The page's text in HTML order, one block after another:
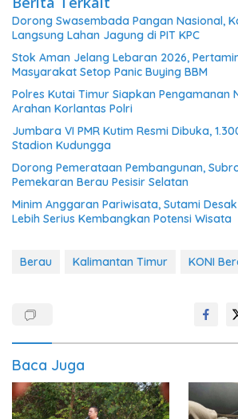
Dorong Swasembada Pangan Nasional,
Langsung Lahan Jagung di PIT KPC
Stok Aman Jelang Lebaran 2026,
Masyarakat Setop Panic Buying BBM
Polres Kutai Timur Siapkan Pengamanan
Arahan Korlantas Polri
Jumbara VI PMR Kutim Resmi Dibuka,
Stadion Kudungga
Dorong Pemerataan Pembangunan,
Pemekaran Berau Pesisir Selatan
Minim Anggaran Pariwisata, Sutami
Lebih Serius Kembangkan Potensi Wisata
Berau Kalimantan Timur KONI
Baca Juga